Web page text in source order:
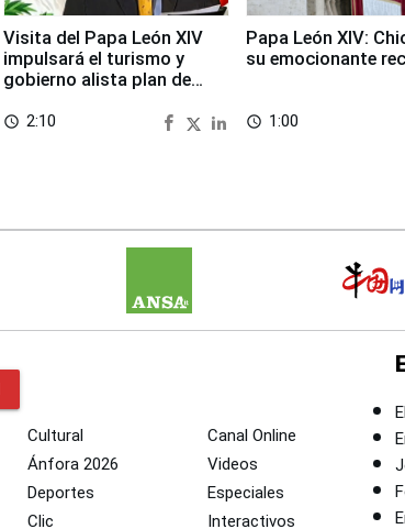
Visita del Papa León XIV
impulsará el turismo y
gobierno alista plan de
access_time 2:10
Papa León XIV:
su emocionante
access_time 1:00
Cultural
Ánfora 2026
Deportes
Clic
Canal Online
Videos
Especiales
Interactivos